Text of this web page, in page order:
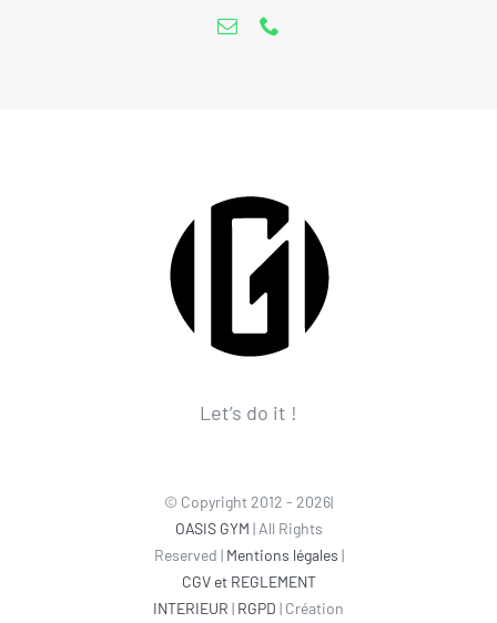
Let’s do it !
© Copyright 2012 - 2026|
OASIS GYM | All Rights
Reserved | Mentions légales |
CGV et REGLEMENT
INTERIEUR | RGPD | Création